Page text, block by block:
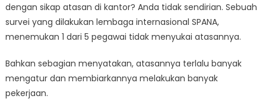
dengan sikap atasan di kantor? Anda tidak sendirian. Sebuah
survei yang dilakukan lembaga internasional SPANA,
menemukan 1 dari 5 pegawai tidak menyukai atasannya.
Bahkan sebagian menyatakan, atasannya terlalu banyak
mengatur dan membiarkannya melakukan banyak
pekerjaan.